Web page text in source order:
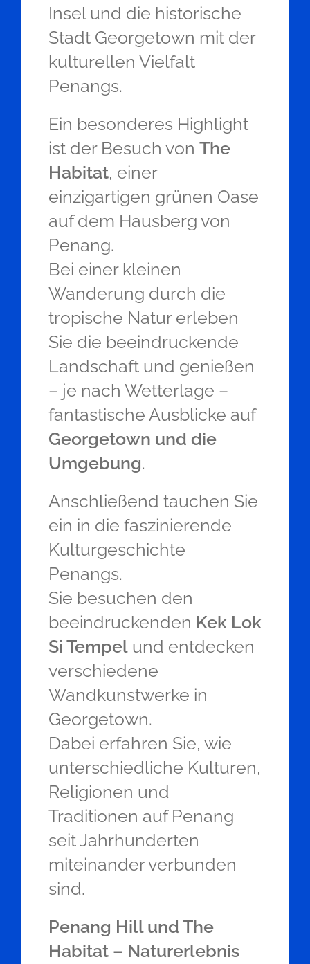
Insel und die historische
Stadt Georgetown mit der
kulturellen Vielfalt
Penangs.
Ein besonderes Highlight
ist der Besuch von The
Habitat, einer
einzigartigen grünen Oase
auf dem Hausberg von
Penang.
Bei einer kleinen
Wanderung durch die
tropische Natur erleben
Sie die beeindruckende
Landschaft und genießen
– je nach Wetterlage –
fantastische Ausblicke auf
Georgetown und die
Umgebung.
Anschließend tauchen Sie
ein in die faszinierende
Kulturgeschichte
Penangs.
Sie besuchen den
beeindruckenden Kek Lok
Si Tempel und entdecken
verschiedene
Wandkunstwerke in
Georgetown.
Dabei erfahren Sie, wie
unterschiedliche Kulturen,
Religionen und
Traditionen auf Penang
seit Jahrhunderten
miteinander verbunden
sind.
Penang Hill und The
Habitat – Naturerlebnis